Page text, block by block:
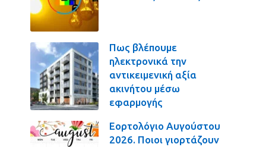
Πως βλέπουμε
ηλεκτρονικά την
αντικειμενική αξία
ακινήτου μέσω
εφαρμογής
Εορτολόγιο Αυγούστου
2026. Ποιοι γιορτάζουν